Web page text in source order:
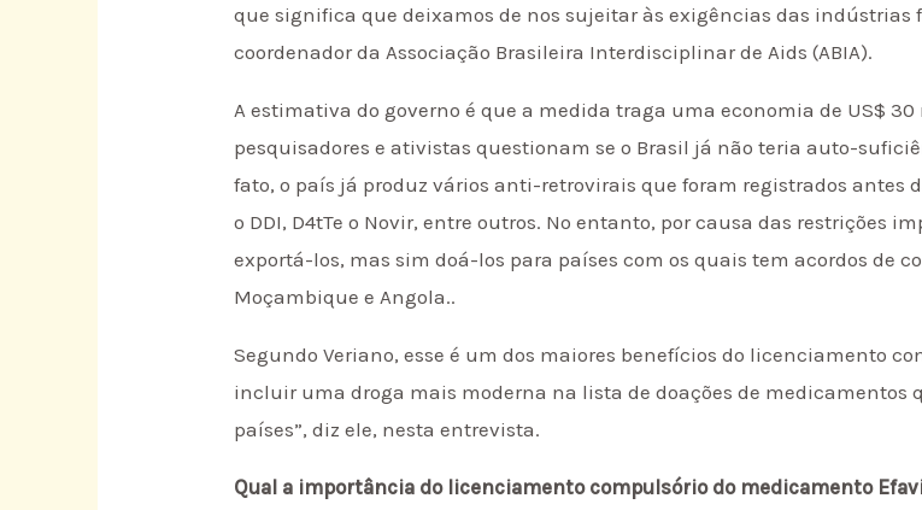
que significa que deixamos de nos sujeitar às exigências das indústrias
coordenador da Associação Brasileira Interdisciplinar de Aids (ABIA).
A estimativa do governo é que a medida traga uma economia de US$
pesquisadores e ativistas questionam se o Brasil já não teria auto-
fato, o país já produz vários anti-retrovirais que foram registrados antes
o DDI, D4tTe o Novir, entre outros. No entanto, por causa das restrições
exportá-los, mas sim doá-los para países com os quais tem acordos de
Moçambique e Angola..
Segundo Veriano, esse é um dos maiores benefícios do licenciamento
incluir uma droga mais moderna na lista de doações de medicamentos
países”, diz ele, nesta entrevista.
Qual a importância do licenciamento compulsório do medicamento